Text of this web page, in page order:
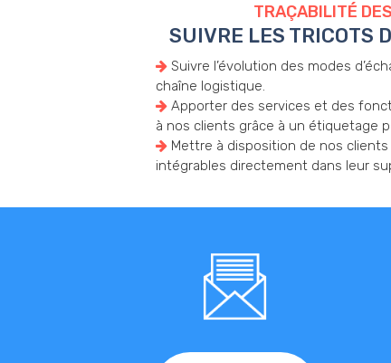
TRAÇABILITÉ
SUIVRE LES TRICOTS
Suivre l’évolution des modes
chaîne logistique.
Apporter des services et des
à nos clients grâce à un étiquetage
Mettre à disposition de nos
intégrables directement dans leur